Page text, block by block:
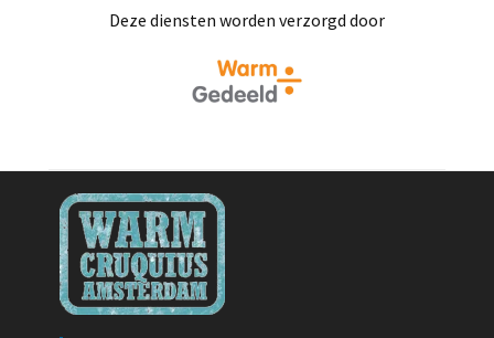
Deze diensten worden verzorgd door